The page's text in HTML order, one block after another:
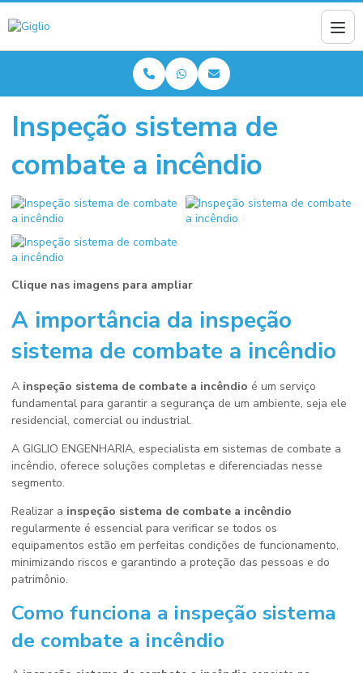
Inspeção sistema de
combate a incêndio
Clique nas imagens para ampliar
A importância da inspeção
sistema de combate a incêndio
A inspeção sistema de combate a incêndio é um serviço
fundamental para garantir a segurança de um ambiente, seja ele
residencial, comercial ou industrial.
A GIGLIO ENGENHARIA, especialista em sistemas de combate a
incêndio, oferece soluções completas e diferenciadas nesse
segmento.
Realizar a inspeção sistema de combate a incêndio
regularmente é essencial para verificar se todos os
equipamentos estão em perfeitas condições de funcionamento,
minimizando riscos e garantindo a proteção das pessoas e do
patrimônio.
Como funciona a inspeção sistema
de combate a incêndio